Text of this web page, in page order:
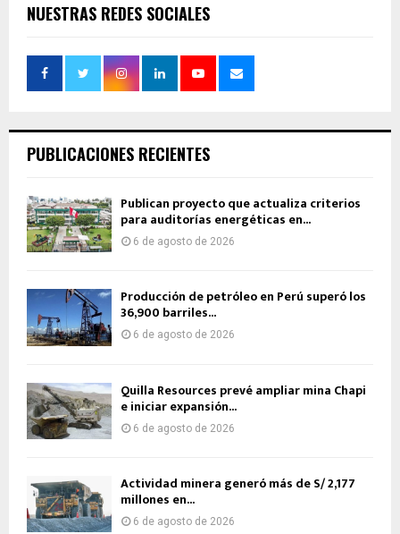
NUESTRAS REDES SOCIALES
PUBLICACIONES RECIENTES
Publican proyecto que actualiza criterios
para auditorías energéticas en...
6 de agosto de 2026
Producción de petróleo en Perú superó los
36,900 barriles...
6 de agosto de 2026
Quilla Resources prevé ampliar mina Chapi
e iniciar expansión...
6 de agosto de 2026
Actividad minera generó más de S/ 2,177
millones en...
6 de agosto de 2026